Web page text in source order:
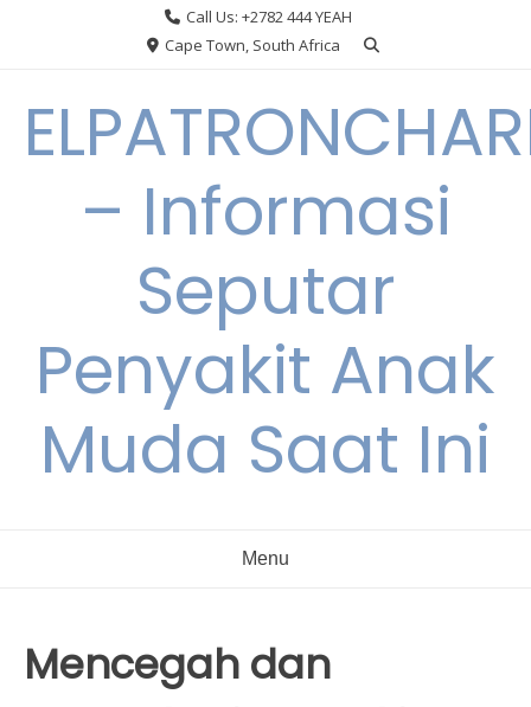
Call Us: +2782 444 YEAH
Cape Town, South Africa
– Informasi
Seputar
Penyakit Anak
Muda Saat Ini
Menu
Mencegah dan